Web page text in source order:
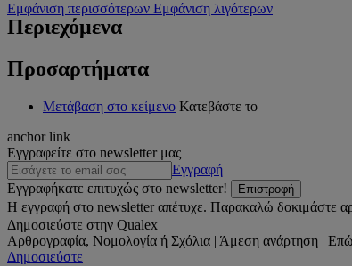
Εμφάνιση περισσότερων Εμφάνιση λιγότερων
Περιεχόμενα
Προσαρτήματα
Μετάβαση στο κείμενο Κατεβάστε το
anchor link
Εγγραφείτε στο newsletter μας
Εγγραφή
Εγγραφήκατε επιτυχώς στο newsletter!
Επιστροφή
Η εγγραφή στο newsletter απέτυχε. Παρακαλώ δοκιμάστε
Δημοσιεύστε στην Qualex
Αρθρογραφία, Νομολογία ή Σχόλια | Άμεση ανάρτηση |
Δημοσιεύστε